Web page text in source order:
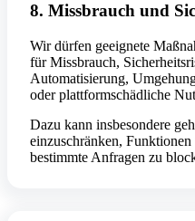
8. Missbrauch und
Wir dürfen geeignete
für Missbrauch,
Automatisierung,
oder plattformschädliche
Dazu kann insbesondere
einzuschränken,
bestimmte Anfragen zu